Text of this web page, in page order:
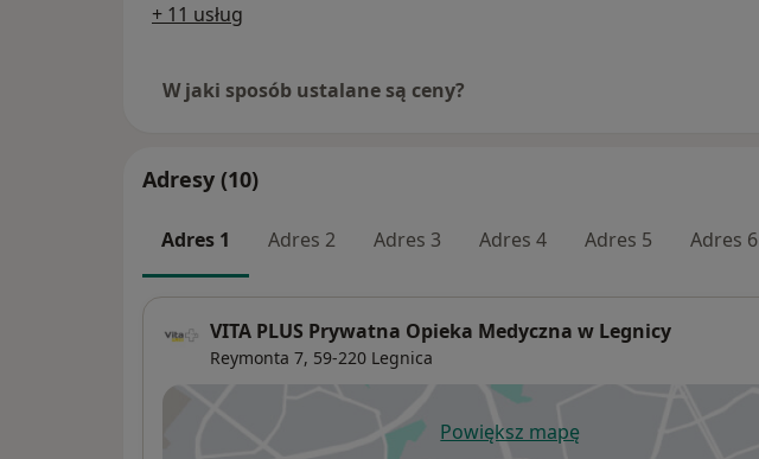
+ 11 usług
W jaki sposób ustalane są ceny?
Adresy (10)
Adres 1 Adres 2 Adres 3 Adres 4 Adres 5 Adres 6
VITA PLUS Prywatna Opieka Medyczna w Legnicy
Reymonta 7, 59-220 Legnica
Powiększ mapęotwiera się w nowej karcie